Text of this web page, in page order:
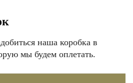
наша коробка в
мы будем оплетать.